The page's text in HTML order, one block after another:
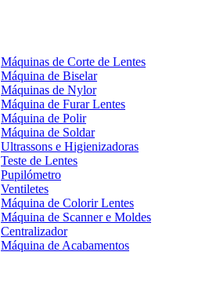
Máquinas de Corte de Lentes
Máquina de Biselar
Máquinas de Nylor
Máquina de Furar Lentes
Máquina de Polir
Máquina de Soldar
Ultrassons e Higienizadoras
Teste de Lentes
Pupilómetro
Ventiletes
Máquina de Colorir Lentes
Máquina de Scanner e Moldes
Centralizador
Máquina de Acabamentos